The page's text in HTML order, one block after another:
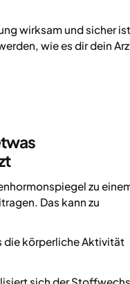
wirksam und sicher
wie es dir dein
zu
Das kann zu
die körperliche Aktivität
sich der